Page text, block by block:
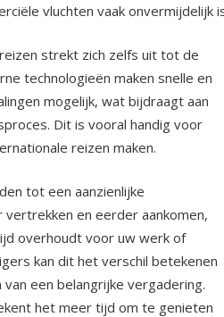
vluchten vaak onvermijdelijk
strekt zich zelfs uit tot de
technologieën maken snelle en
mogelijk, wat bijdraagt aan
Dit is vooral handig voor
reizen maken.
tot een aanzienlijke
en eerder aankomen,
overhoudt voor uw werk of
kan dit het verschil betekenen
een belangrijke vergadering.
het meer tijd om te genieten